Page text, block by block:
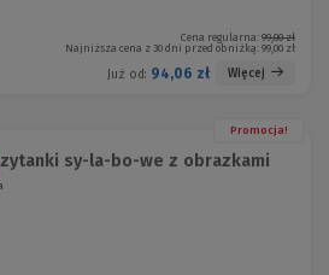
Cena regularna: 99,00 zł
Najniższa cena z 30 dni przed obniżką: 99,00 zł
Już od: 94,06 zł Więcej
Promocja!
sy-la-bo-we z obrazkami